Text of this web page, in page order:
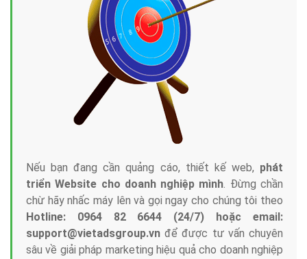
Nếu bạn đang cần quảng cáo, thiết kế web, phát
triển Website cho doanh nghiệp mình. Đừng chần
chừ hãy nhấc máy lên và gọi ngay cho chúng tôi theo
Hotline: 0964 82 6644 (24/7) hoặc email:
support@vietadsgroup.vn để được tư vấn chuyên
sâu về giải pháp marketing hiệu quả cho doanh nghiệp